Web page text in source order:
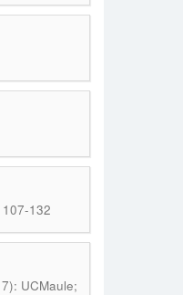
132
UCMaule;